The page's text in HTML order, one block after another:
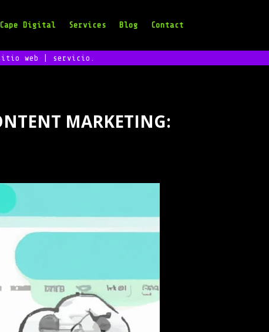
Cape Digital Services Blog Contact
sitio web | servicio.
MARKETING: